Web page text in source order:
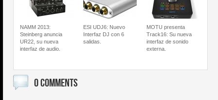
NAMM 2013:
Steinberg anuncia
UR22, su nueva
interfaz de audio.
ESI UDJ6: Nuevo
Interfaz DJ con 6
salidas.
MOTU presenta
Track16: Su nueva
interfaz de sonido
externa.
0 COMMENTS